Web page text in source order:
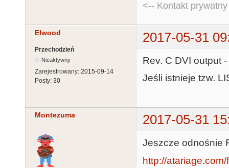
<-- Kontakt
Elwood 2017-05-31
Przechodzień
Nieaktywny
Zarejestrowany: 2015-09-14
Posty: 30
Rev. C DVI output
Jeśli istnieje tzw.
Montezuma 2017-05-31
Jeszcze odnośnie
http://